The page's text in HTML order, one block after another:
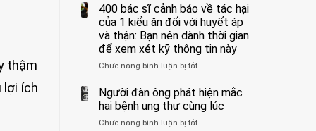
thậm
lợi ích
cảnh
báo
“ĐỪNG
GẮNG
SỨC!”
đồng
1
ra
cảnh
báo
theo
3
kiểu
“hại
thân”
mà
biết
loại
cá
tưởng
rẻ
mà
tiềm
formaldehyde
kim
loại
400 bác sĩ cảnh báo về tác hại
của 1 kiểu ăn đối với huyết áp
và thận: Bạn nên dành thời gian
để xem xét kỹ thông tin này
Chức năng bình luận bị tắtở
bác
cảnh
báo
Người đàn ông phát hiện mắc
hai bệnh ung thư cùng lúc
Chức năng bình luận bị tắtở